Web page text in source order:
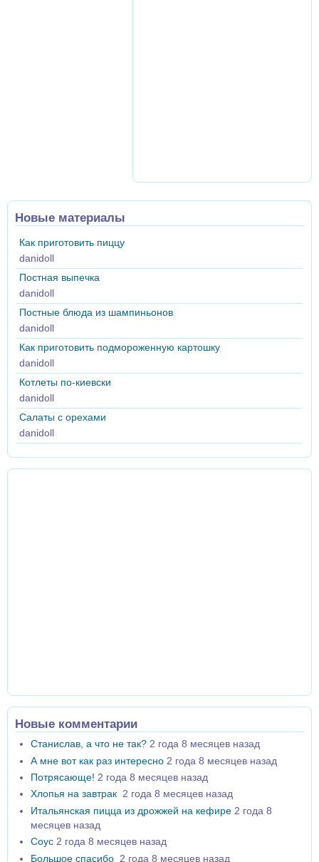
Новые материалы
Как приготовить пиццу
danidoll
Постная выпечка
danidoll
Постные блюда из шампиньонов
danidoll
Как приготовить подмороженную картошку
danidoll
Котлеты по-киевски
danidoll
Салаты с орехами
danidoll
Новые комментарии
Станислав, а что не так? 2 года 8 месяцев назад
А мне вот как раз интересно 2 года 8 месяцев назад
Потрясающе! 2 года 8 месяцев назад
Хлопья на завтрак 2 года 8 месяцев назад
Итальянская пицца из дрожжей на кефире 2 года 8
месяцев назад
Соус 2 года 8 месяцев назад
Большое спасибо 2 года 8 месяцев назад